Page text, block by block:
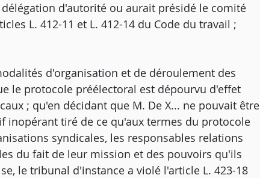
d'autorité ou aurait présidé le comité
L. 412-11 et L. 412-14 du Code du travail ;
d'organisation et de déroulement des
le protocole préélectoral est dépourvu d'effet
; qu'en décidant que M. De X... ne pouvait être
inopérant tiré de ce qu'aux termes du protocole
syndicales, les responsables relations
du fait de leur mission et des pouvoirs qu'ils
le tribunal d'instance a violé l'article L. 423-18